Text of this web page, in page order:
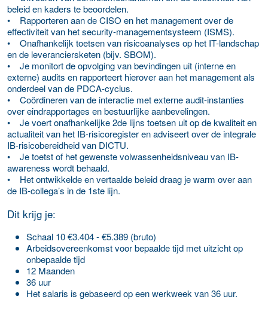
beleid en kaders te beoordelen.
• Rapporteren aan de CISO en het management over de
effectiviteit van het security-managementsysteem (ISMS).
• Onafhankelijk toetsen van risicoanalyses op het IT-landschap
en de leveranciersketen (bijv. SBOM).
• Je monitort de opvolging van bevindingen uit (interne en
externe) audits en rapporteert hierover aan het management als
onderdeel van de PDCA-cyclus.
• Coördineren van de interactie met externe audit-instanties
over eindrapportages en bestuurlijke aanbevelingen.
• Je voert onafhankelijke 2de lijns toetsen uit op de kwaliteit en
actualiteit van het IB-risicoregister en adviseert over de integrale
IB-risicobereidheid van DICTU.
• Je toetst of het gewenste volwassenheidsniveau van IB-
awareness wordt behaald.
• Het ontwikkelde en vertaalde beleid draag je warm over aan
de IB-collega’s in de 1ste lijn.
Dit krijg je:
Schaal 10 €3.404 - €5.389 (bruto)
Arbeidsovereenkomst voor bepaalde tijd met uitzicht op
onbepaalde tijd
12 Maanden
36 uur
Het salaris is gebaseerd op een werkweek van 36 uur.